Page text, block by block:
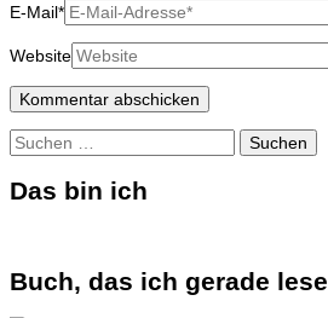
E-Mail*
Website
Suchen
nach:
Das bin ich
Buch, das ich gerade lese